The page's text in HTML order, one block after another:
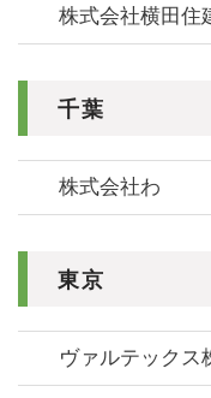
株式会社横田住
千葉
株式会社わ
東京
ヴァルテックス